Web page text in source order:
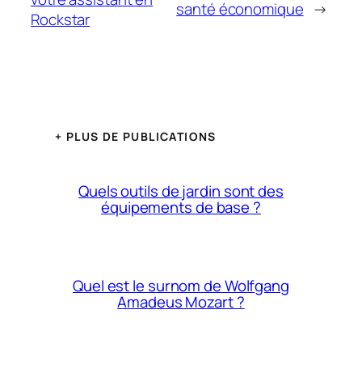
Rockstar
santé économique →
+ PLUS DE PUBLICATIONS
Quels outils de jardin sont des
équipements de base ?
Quel est le surnom de Wolfgang
Amadeus Mozart ?